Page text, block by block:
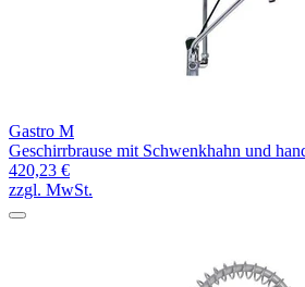
Gastro M
Geschirrbrause mit Schwenkhahn und
420,23 €
zzgl. MwSt.